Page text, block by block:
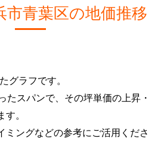
市青葉区の地価推移
グラフです。
たスパンで、その坪単価の上昇・
。
ミングなどの参考にご活用くださ